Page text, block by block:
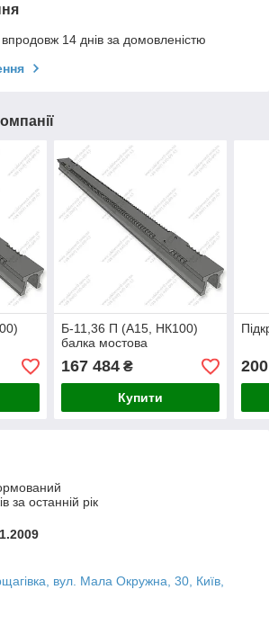
14 днів за домовленістю
Б-11,36 П (А15, НК100)
балка мостова
167 484₴
Купити
за останній рік
вул. Мала Окружна, 30, Київ,